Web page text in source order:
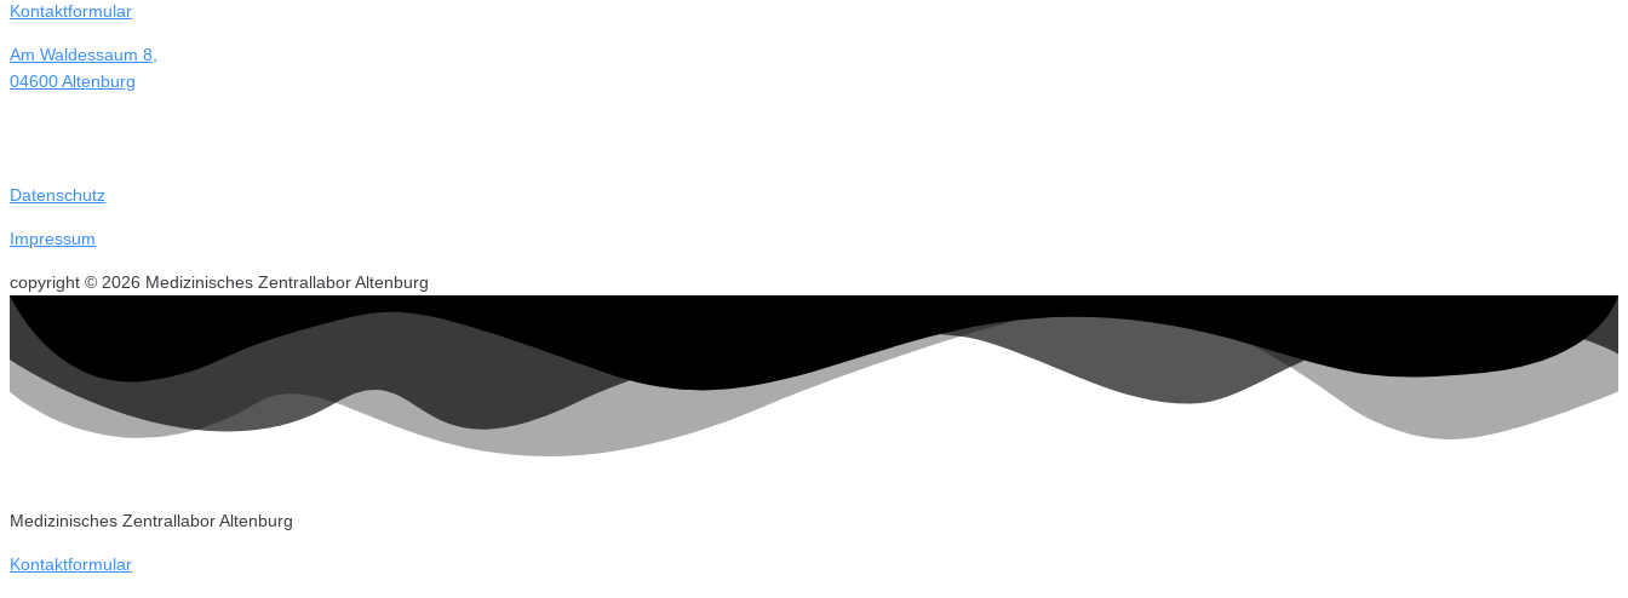
Kontaktformular
Am Waldessaum 8,
04600 Altenburg
Datenschutz
Impressum
copyright © 2026 Medizinisches Zentrallabor Altenburg
Medizinisches Zentrallabor Altenburg
Kontaktformular